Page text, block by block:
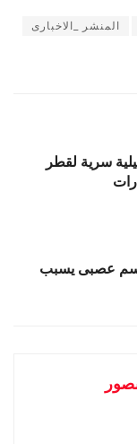
المنشر _الاخبارى
سرية لقطر
سم عصبى يسبب